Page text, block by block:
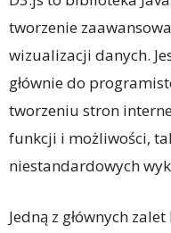
tworzenie
wizualizacji danych.
głównie do
tworzeniu stron
funkcji i możliwości,
niestandardowych
Jedną z głównych